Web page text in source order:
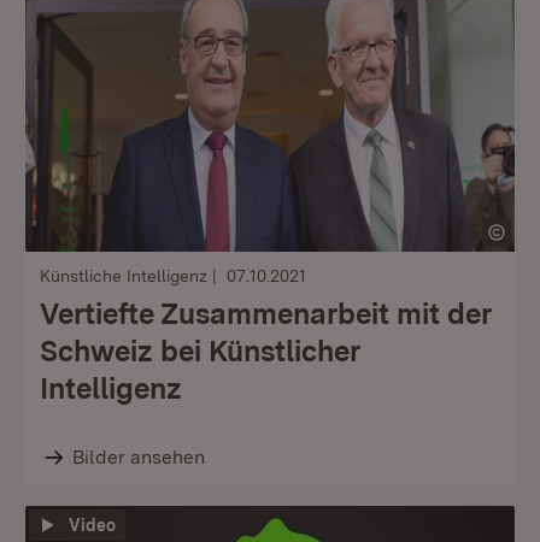
Künstliche Intelligenz 07.10.2021
Vertiefte Zusammenarbeit mit der
Schweiz bei Künstlicher
Intelligenz
Bilder ansehen
Video